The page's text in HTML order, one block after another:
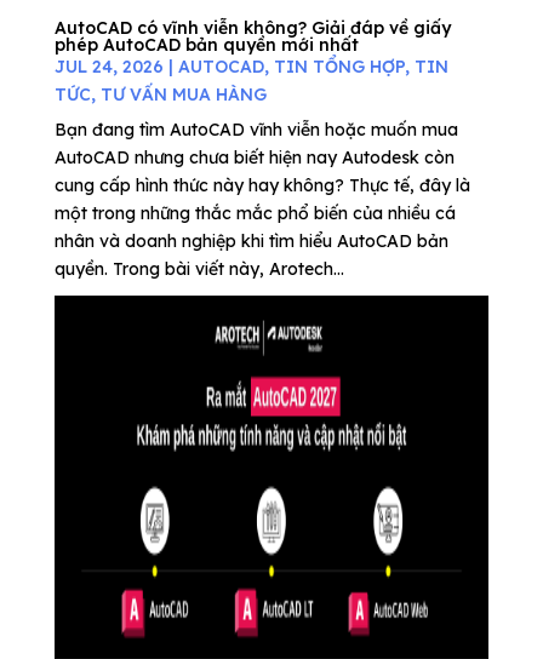
AutoCAD có vĩnh viễn không? Giải đáp về giấy
phép AutoCAD bản quyền mới nhất
JUL 24, 2026 | AUTOCAD, TIN TỔNG HỢP, TIN
TỨC, TƯ VẤN MUA HÀNG
Bạn đang tìm AutoCAD vĩnh viễn hoặc muốn mua
AutoCAD nhưng chưa biết hiện nay Autodesk còn
cung cấp hình thức này hay không? Thực tế, đây là
một trong những thắc mắc phổ biến của nhiều cá
nhân và doanh nghiệp khi tìm hiểu AutoCAD bản
quyền. Trong bài viết này, Arotech...